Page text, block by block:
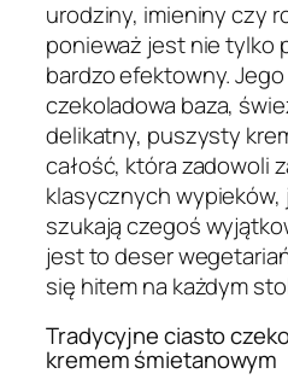
urodziny, imieniny czy
ponieważ jest nie tylko
bardzo efektowny.
czekoladowa baza,
delikatny, puszysty
całość, która zadowoli
klasycznych wypieków,
szukają czegoś
jest to deser
się hitem na każdym
Tradycyjne ciasto
kremem śmietanowym